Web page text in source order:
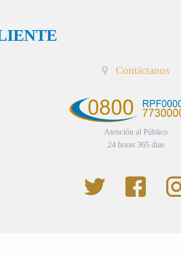
Contáctanos
Atención al Público
24 horas 365 dias